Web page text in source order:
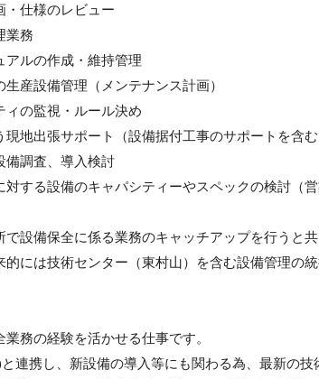
・仕様のレビュー
業務
アルの作成・維持管理
生産設備管理（メンテナンス計画）
ィの監視・ルール決め
現地出張サポート（設備据付工事のサポートを含む
備調査、導入検討
対する設備のキャパシティーやスペックの検討（営
で設備保全に係る業務のキャッチアップを行うと
的には技術センター（東村山）を含む設備管理の
業務の経験を活かせる仕事です。
と連携し、新設備の導入等にも関わる為、最新の技